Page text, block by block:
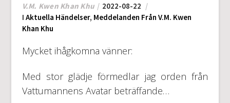
V.M. Kwen Khan Khu
2022-08-22
I Aktuella Händelser, Meddelanden Från V.M. Kwen
Khan Khu
Mycket ihågkomna vänner:
Med stor glädje förmedlar jag orden från
Vattumannens Avatar beträffande…